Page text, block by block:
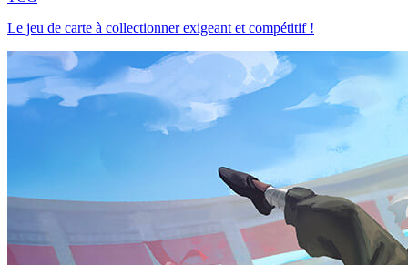
Le jeu de carte à collectionner exigeant et compétitif !